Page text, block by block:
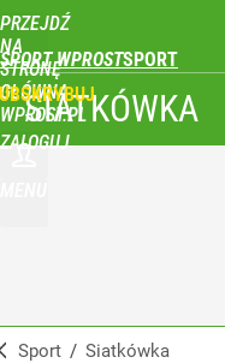
PRZEJDŹ
NA
STRONĘ
GŁÓWNĄ
WPROST.PL
SPORT WPROST
ZALOGUJ
SIATKÓWKA
Sport / Siatkówka